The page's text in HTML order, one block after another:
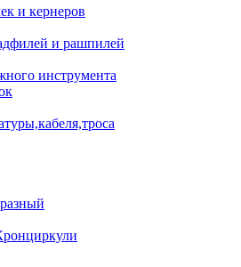
и кернеров
и рашпилей
инструмента